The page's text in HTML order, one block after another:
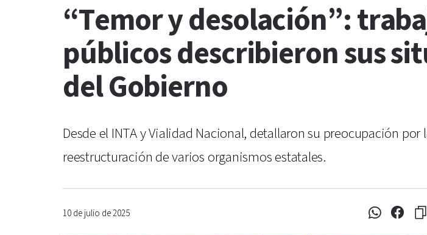
“Temor y desolación”:
públicos describieron sus
del Gobierno
Desde el INTA y Vialidad Nacional, detallaron su preocupación
reestructuración de varios organismos estatales.
10 de julio de 2025